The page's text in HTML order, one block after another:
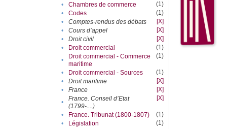
•
Chambres de commerce
(1)
•
Codes
(1)
•
Comptes-rendus des débats
[X]
•
Cours d’appel
[X]
•
Droit civil
[X]
•
Droit commercial
(1)
•
Droit commercial - Commerce
maritime
(1)
• Droit commercial - Sources
(1)
•
Droit maritime
[X]
•
France
[X]
•
France. Conseil d’Etat
(1799-....)
[X]
• France. Tribunat (1800-1807)
(1)
•
Législation
(1)